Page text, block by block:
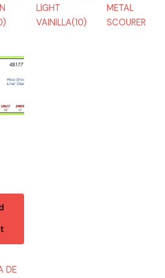
LIGHT
VAINILLA(10)
METAL
SCOURER
DE